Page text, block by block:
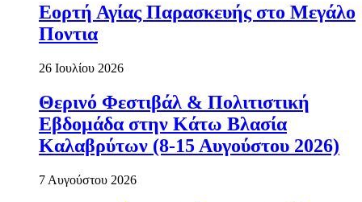
Εορτή Αγίας Παρασκευής στο Μεγάλο
Ποντια
26 Ιουλίου 2026
Θερινό Φεστιβάλ & Πολιτιστική
Εβδομάδα στην Κάτω Βλασία
Καλαβρύτων (8-15 Αυγούστου 2026)
7 Αυγούστου 2026